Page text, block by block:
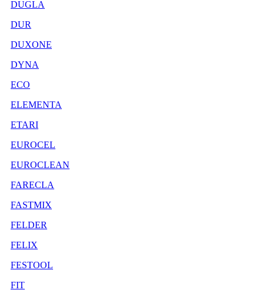
DUGLA
DUR
DUXONE
DYNA
ECO
ELEMENTA
ETARI
EUROCEL
EUROCLEAN
FARECLA
FASTMIX
FELDER
FELIX
FESTOOL
FIT